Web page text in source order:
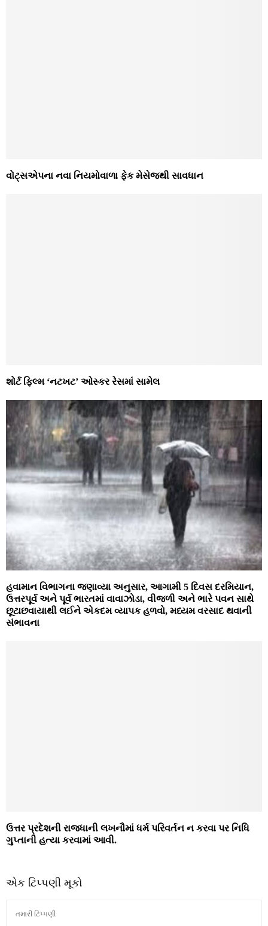
વોટ્સએપના નવા નિયમોવાળા ફેક મેસેજથી સાવધાન
શોર્ટ ફિલ્મ ‘નટખટ’ ઓસ્કર રેસમાં સામેલ
હવામાન વિભાગના જણાવ્યા અનુસાર, આગામી 5 દિવસ દરમિયાન,
ઉત્તરપૂર્વ અને પૂર્વ ભારતમાં વાવાઝોડા, વીજળી અને ભારે પવન સાથે
છૂટાછવાયાથી લઈને એકદમ વ્યાપક હળવો, મધ્યમ વરસાદ થવાની
સંભાવના
ઉત્તર પ્રદેશની રાજધાની લખનૌમાં ધર્મ પરિવર્તન ન કરવા પર નિધિ
ગુપ્તાની હત્‍યા કરવામાં આવી.
એક ટિપ્પણી મૂકો